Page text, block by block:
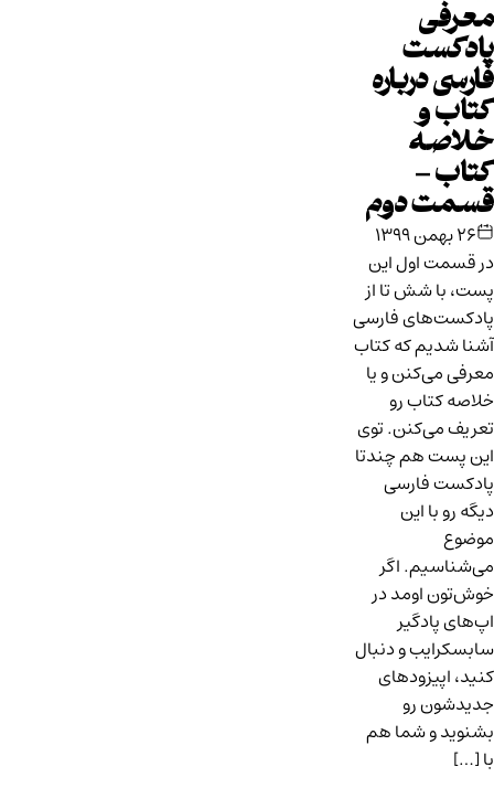
معرفی
پادکست‌
فارسی درباره
کتاب و
خلاصه
کتاب –
قسمت دوم
۲۶ بهمن ۱۳۹۹
در قسمت اول این
پست، با شش تا از
پادکست‌های فارسی
آشنا شدیم که کتاب
معرفی می‌کنن و یا
خلاصه‌ کتاب رو
تعریف می‌کنن. توی
این پست هم چندتا
پادکست فارسی
دیگه رو با این
موضوع
می‌شناسیم. اگر
خوش‌تون اومد در
اپ‌های پادگیر
سابسکرایب و دنبال
کنید، اپیزودهای
جدیدشون رو
بشنوید و شما هم
با […]